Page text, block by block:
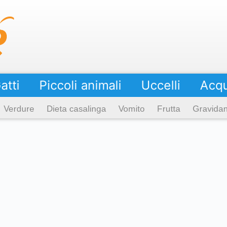
Verdure Dieta casalinga Vomito Frutta
Piccoli animali Uccelli